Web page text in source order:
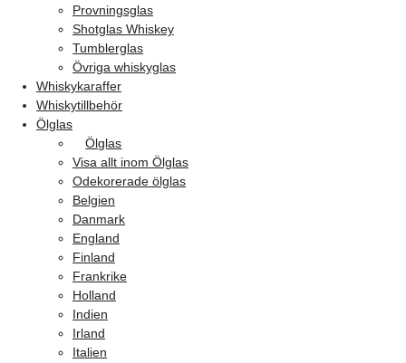
Provningsglas
Shotglas Whiskey
Tumblerglas
Övriga whiskyglas
Whiskykaraffer
Whiskytillbehör
Ölglas
Ölglas
Visa allt inom Ölglas
Odekorerade ölglas
Belgien
Danmark
England
Finland
Frankrike
Holland
Indien
Irland
Italien